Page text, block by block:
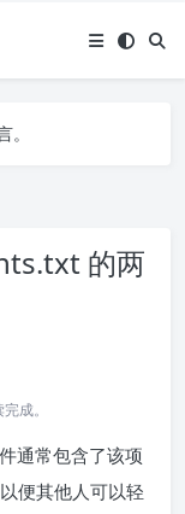
。
的两
成。
通常包含了该项
便其他人可以轻